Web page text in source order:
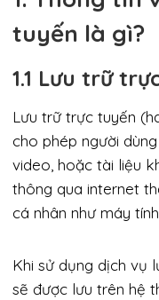
tuyến là gì?
1.1 Lưu trữ
Lưu trữ trực tuyến
cho phép người
video, hoặc tài liệu
thông qua internet
cá nhân như máy
Khi sử dụng dịch vụ
sẽ được lưu trên hệ